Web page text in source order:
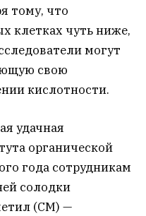
тому, что
клетках чуть ниже,
могут
свою
кислотности.
удачная
органической
года сотрудникам
солодки
(СМ) —